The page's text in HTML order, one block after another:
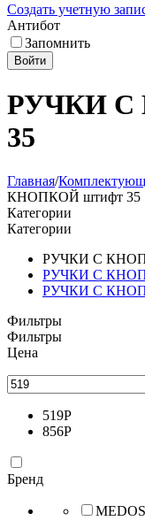
Создать учетную
Антибот
Запомнить
Войти
РУЧКИ С
35
Главная/
КНОПКОЙ штифт 35
Категории
Категории
РУЧКИ С
РУЧКИ С
РУЧКИ С
Фильтры
Фильтры
Цена
519Р
856Р
Бренд
MEDOS